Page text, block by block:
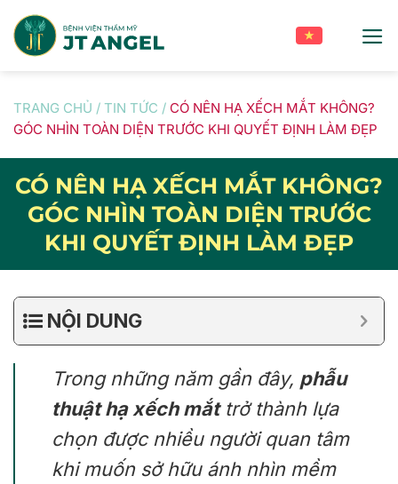
content
TRANG CHỦ / TIN TỨC / CÓ NÊN HẠ XẾCH MẮT KHÔNG?
GÓC NHÌN TOÀN DIỆN TRƯỚC KHI QUYẾT ĐỊNH LÀM ĐẸP
CÓ NÊN HẠ XẾCH MẮT KHÔNG?
GÓC NHÌN TOÀN DIỆN TRƯỚC
KHI QUYẾT ĐỊNH LÀM ĐẸP
NỘI DUNG
Trong những năm gần đây, phẫu
thuật hạ xếch mắttrở thành lựa
chọn được nhiều người quan tâm
khi muốn sở hữu ánh nhìn mềm